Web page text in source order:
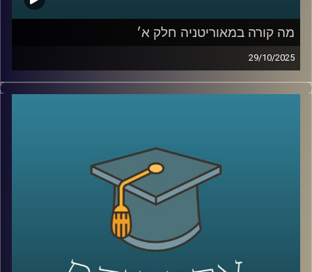
מה קורה במאוריטניה חלק א׳
29/10/2025
מאוריטניה יושבת על קו התפר בין מדבר הסהרה לאוקיינוס
האטלנטי, מדינה עצומת שטח ומעט תושבים, איסלאם וזהות
תפקידה בצירי ההגירה לאירופה, ומדיניות חוץ שמדברת עם
וושינגטון ואירופה, עם המפרץ, סין וטורקיה. היא מוצגת כ״אי
של יציבות״ בסאהל הסוער, אך מאחורי הכותרת מסתתרים
פערים חברתיים ואתגרי משילות. היום ננסה להבין אם זו יציבות
אמיתית או מיתוס, ומה המשמעות שלה לישראל.
נמצא איתנו השגריר ד״ר חיים קורן מבית הספר לאודר לממשל,
דיפלומטיה ואסטרטגיה באוניברסיטת רייכמן, לשעבר שגריר
ישראל במצרים ובדרום סודן.